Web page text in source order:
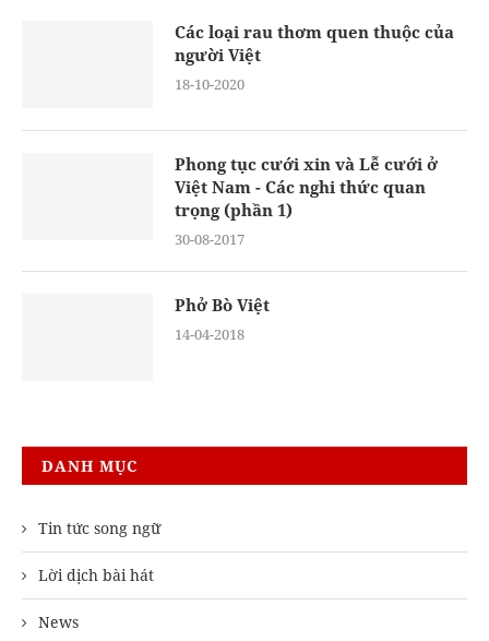
Các loại rau thơm quen thuộc của
người Việt
18-10-2020
Phong tục cưới xin và Lễ cưới ở
Việt Nam - Các nghi thức quan
trọng (phần 1)
30-08-2017
Phở Bò Việt
14-04-2018
DANH MỤC
Tin tức song ngữ
Lời dịch bài hát
News